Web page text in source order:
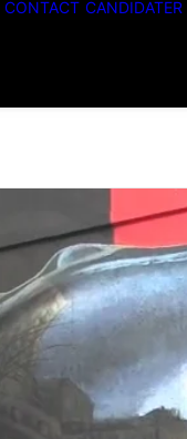
CONTACT CANDIDATER